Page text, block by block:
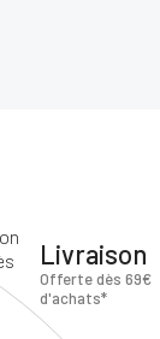
Livraison
Offerte dès 69€
d'achats*